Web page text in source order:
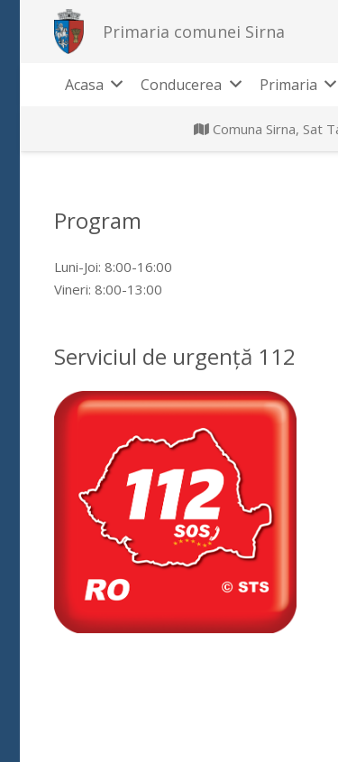
Primaria comunei Sirna
Acasa Conducerea Primaria
Comuna Sirna, Sat
Program
Luni-Joi: 8:00-16:00
Vineri: 8:00-13:00
Serviciul de urgență 112